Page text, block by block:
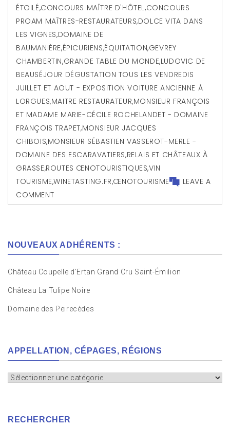
ÉTOILÉ,CONCOURS MAÎTRE D'HÔTEL,CONCOURS
PROAM MAÎTRES-RESTAURATEURS,DOLCE VITA DANS
LES VIGNES,DOMAINE DE
BAUMANIÈRE,ÉPICURIENS,ÉQUITATION,GEVREY
CHAMBERTIN,GRANDE TABLE DU MONDE,LUDOVIC DE
BEAUSÉJOUR DÉGUSTATION TOUS LES VENDREDIS
JUILLET ET AOUT - EXPOSITION VOITURE ANCIENNE À
LORGUES,MAITRE RESTAURATEUR,MONSIEUR FRANÇOIS
ET MADAME MARIE-CÉCILE ROCHELANDET - DOMAINE
FRANÇOIS TRAPET,MONSIEUR JACQUES
CHIBOIS,MONSIEUR SÉBASTIEN VASSEROT-MERLE -
DOMAINE DES ESCARAVATIERS,RELAIS ET CHÂTEAUX À
GRASSE,ROUTES ŒNOTOURISTIQUES,VIN
TOURISME,WINETASTING.FR,ŒNOTOURISME
LEAVE A
COMMENT
NOUVEAUX ADHÉRENTS :
Château Coupelle d’Ertan Grand Cru Saint-Émilion
Château La Tulipe Noire
Domaine des Peirecèdes
APPELLATION, CÉPAGES, RÉGIONS
Appellation,
RECHERCHER